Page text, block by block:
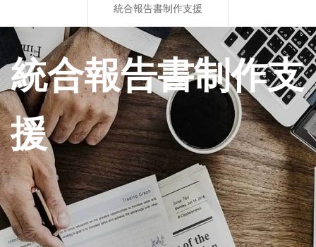
統合報告書制作支援
統合報告書制作支
援